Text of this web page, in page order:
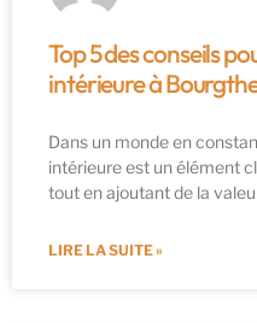
Top 5 des conseils
intérieure à
Dans un monde en
intérieure est un élément
tout en ajoutant de la
LIRE LA SUITE »